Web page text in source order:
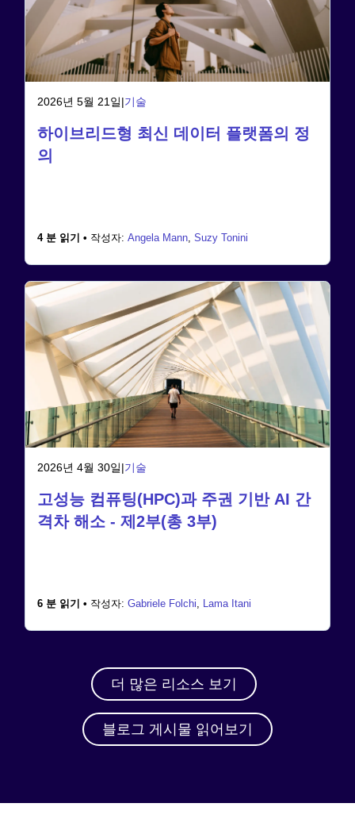
2026년 5월 21일|기술
하이브리드형 최신 데이터 플랫폼의 정
의
4 분 읽기 • 작성자: Angela Mann, Suzy Tonini
2026년 4월 30일|기술
고성능 컴퓨팅(HPC)과 주권 기반 AI 간
격차 해소 - 제2부(총 3부)
6 분 읽기 • 작성자: Gabriele Folchi, Lama Itani
더 많은 리소스 보기
블로그 게시물 읽어보기